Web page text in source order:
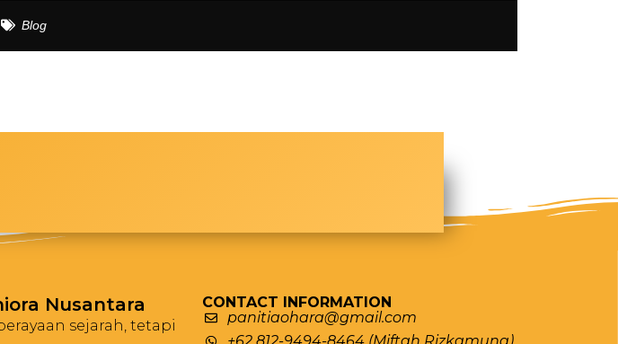
Blog
Nusantara
sejarah, tetapi
CONTACT INFORMATION
panitiaohara@gmail.com